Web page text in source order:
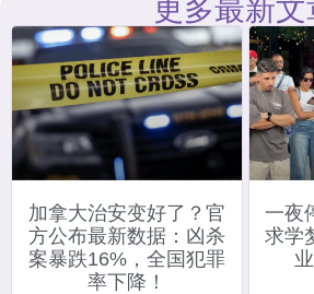
更多最新文
加拿大治安变好了？官
方公布最新数据：凶杀
案暴跌16%，全国犯罪
率下降！
一夜
求学